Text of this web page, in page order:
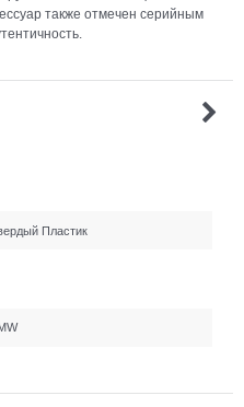
также отмечен серийным
Пластик